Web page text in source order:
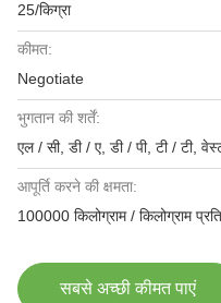
25/किग्रा
कीमत:
Negotiate
भुगतान की शर्तें:
एल / सी, डी / ए, डी / पी, टी / टी,
आपूर्ति करने की क्षमता:
100000 किलोग्राम / किलोग्राम
सबसे अच्छी कीमत पाएं